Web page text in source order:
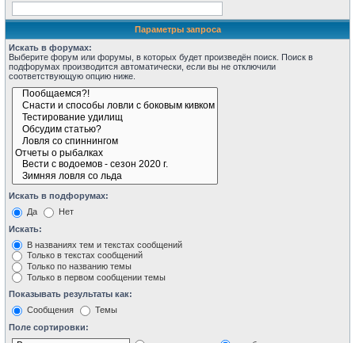
Параметры запроса
Искать в форумах:
Выберите форум или форумы, в которых будет произведён поиск. Поиск в
подфорумах производится автоматически, если вы не отключили
соответствующую опцию ниже.
Искать в подфорумах:
Да
Нет
Искать:
В названиях тем и текстах сообщений
Только в текстах сообщений
Только по названию темы
Только в первом сообщении темы
Показывать результаты как:
Сообщения
Темы
Поле сортировки: